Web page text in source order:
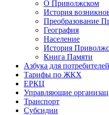
О Приволжском
История
Преобразование
География
Население
История
Книга Памяти
Азбука для
Тарифы по ЖКХ
ЕРКЦ
Управляющие
Транспорт
Субсидии